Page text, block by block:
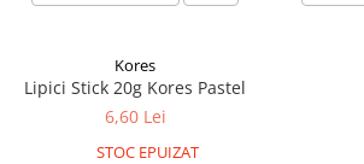
Hârtie
Hârtie Foto
Notes Adeziv
Kores
Lipici Stick 20g Kores Pastel
6,60 Lei
STOC EPUIZAT